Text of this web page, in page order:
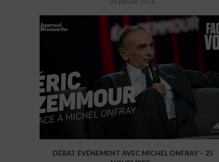
26 janvier 2026
DÉBAT ÉVÉNEMENT AVEC MICHEL ONFRAY – 25